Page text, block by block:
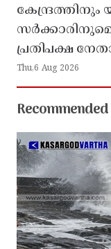
പ്രതിപക്ഷ
Thu,6 Aug 2026
Recommended